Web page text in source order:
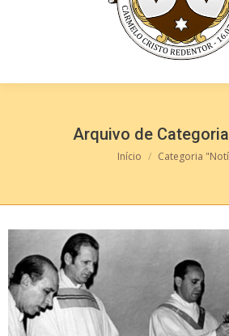
Arquivo de
Você está aqui:
Início Categoria